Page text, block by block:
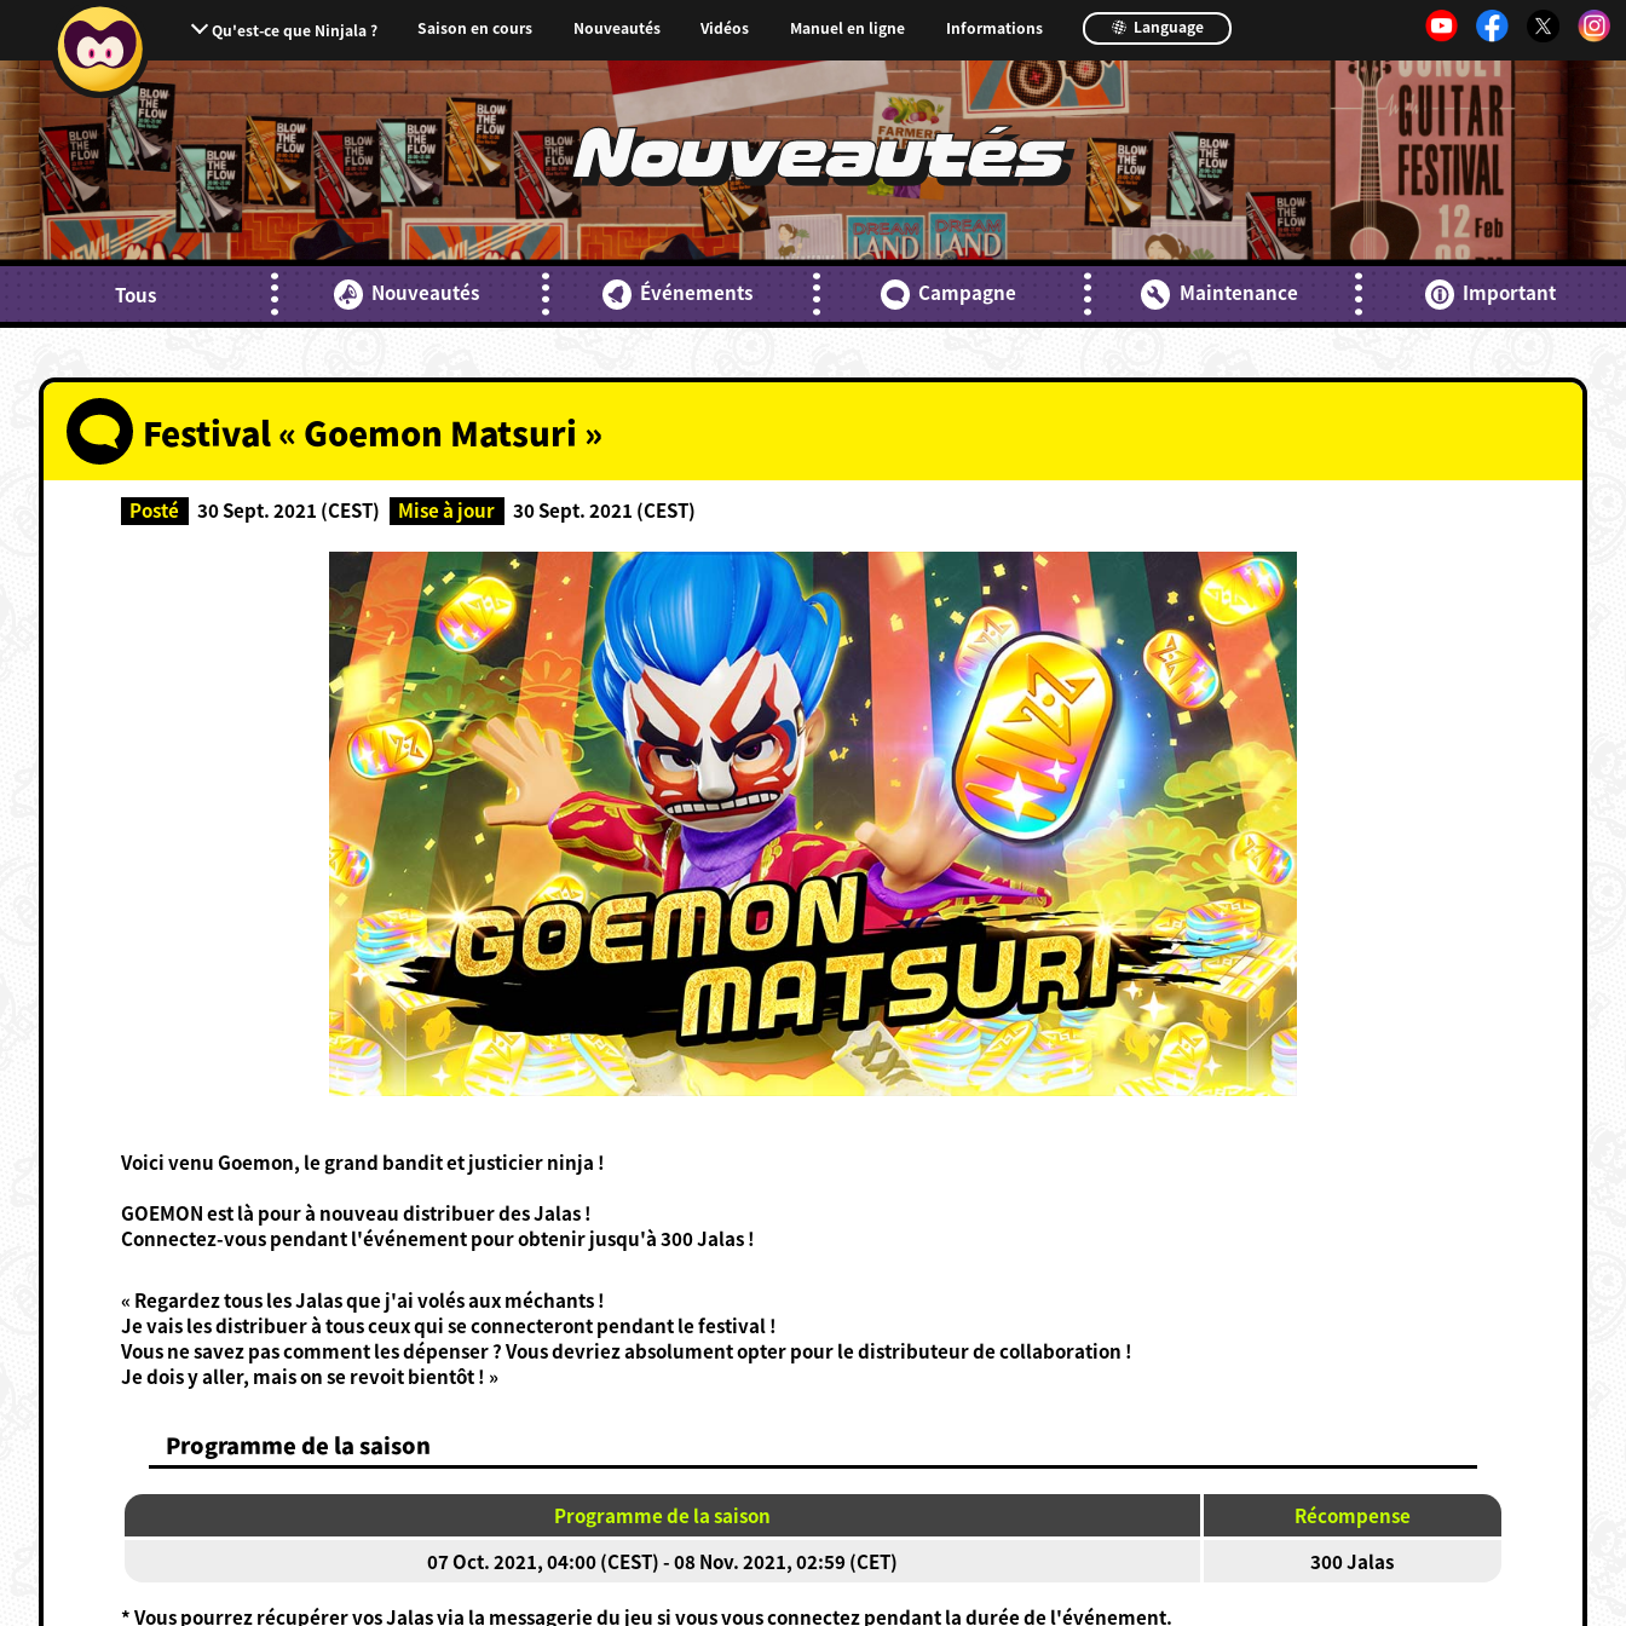
Qu'est-ce que Ninjala ? Saison en cours Nouveautés Vidéos Manuel en ligne Informations Language
Nouveautés
Tous Nouveautés Événements Campagne Maintenance Important
Festival « Goemon Matsuri »
Posté 30 Sept. 2021 (CEST) Mise à jour 30 Sept. 2021 (CEST)
Voici venu Goemon, le grand bandit et justicier ninja !
GOEMON est là pour à nouveau distribuer des Jalas !
Connectez-vous pendant l'événement pour obtenir jusqu'à 300 Jalas !
« Regardez tous les Jalas que j'ai volés aux méchants !
Je vais les distribuer à tous ceux qui se connecteront pendant le festival !
Vous ne savez pas comment les dépenser ? Vous devriez absolument opter pour le distributeur de collaboration !
Je dois y aller, mais on se revoit bientôt ! »
Programme de la saison
Programme de la saison
Récompense
07 Oct. 2021, 04:00 (CEST) - 08 Nov. 2021, 02:59 (CET)
300 Jalas
* Vous pourrez récupérer vos Jalas via la messagerie du jeu si vous vous connectez pendant la durée de l'événement.